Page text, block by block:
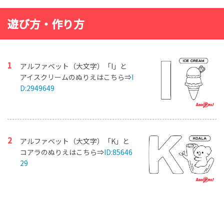
遊び方・作り方
アルファベット（大文字）「I」と
アイスクリームのぬりえはこちら⇒I
D:2949649
アルファベット（大文字）「K」と
コアラのぬりえはこちら⇒ID:85646
29